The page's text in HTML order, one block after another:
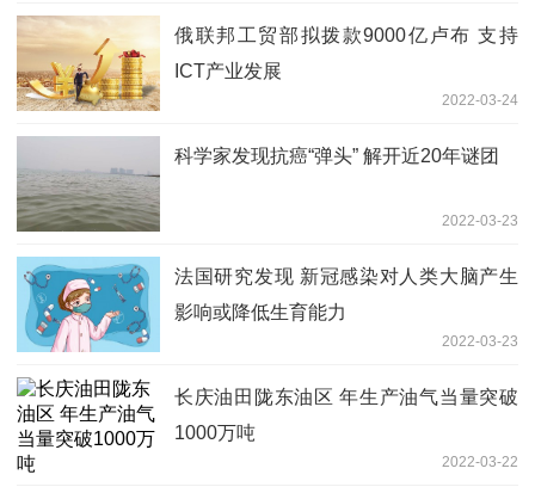
俄联邦工贸部拟拨款9000亿卢布 支持
ICT产业发展
2022-03-24
科学家发现抗癌“弹头” 解开近20年谜团
2022-03-23
法国研究发现 新冠感染对人类大脑产生
影响或降低生育能力
2022-03-23
长庆油田陇东油区 年生产油气当量突破
1000万吨
2022-03-22